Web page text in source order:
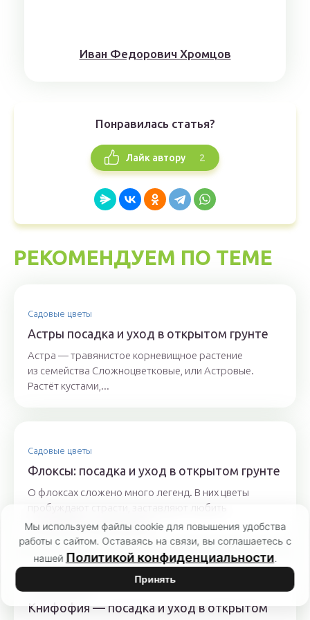
Иван Федорович Хромцов
Понравилась статья?
Лайк автору 2
РЕКОМЕНДУЕМ ПО ТЕМЕ
Садовые цветы
Астры посадка и уход в открытом грунте
Астра — травянистое корневищное растение
из семейства Сложноцветковые, или Астровые.
Растёт кустами,...
Садовые цветы
Флоксы: посадка и уход в открытом грунте
О флоксах сложено много легенд. В них цветы
пробуждают страсти, заставляют любить
и ненавидеть, чувствовать...
Книфофия — посадка и уход в открытом
Мы используем файлы cookie для повышения удобства
работы с сайтом. Оставаясь на связи, вы соглашаетесь с
нашей Политикой конфиденциальности.
Принять